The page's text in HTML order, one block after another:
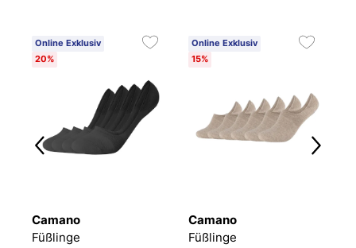
Online Exklusiv
20%
Camano
Füßlinge
Online Exklusiv
15%
Camano
Füßlinge